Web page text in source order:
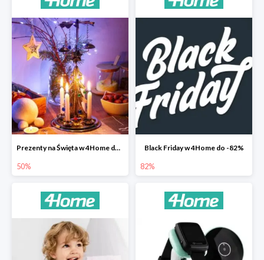
Prezenty na Święta w 4Home do -50%
50%
Black Friday w 4Home do -82%
82%